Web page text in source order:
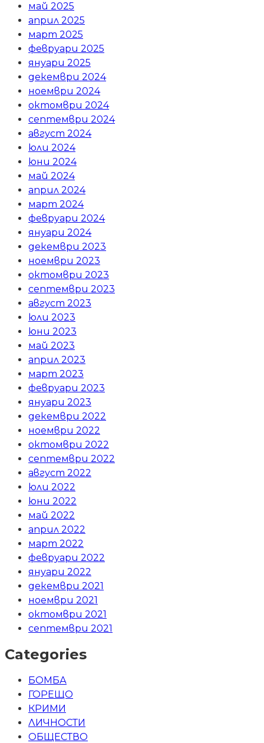
май 2025
април 2025
март 2025
февруари 2025
януари 2025
декември 2024
ноември 2024
октомври 2024
септември 2024
август 2024
юли 2024
юни 2024
май 2024
април 2024
март 2024
февруари 2024
януари 2024
декември 2023
ноември 2023
октомври 2023
септември 2023
август 2023
юли 2023
юни 2023
май 2023
април 2023
март 2023
февруари 2023
януари 2023
декември 2022
ноември 2022
октомври 2022
септември 2022
август 2022
юли 2022
юни 2022
май 2022
април 2022
март 2022
февруари 2022
януари 2022
декември 2021
ноември 2021
октомври 2021
септември 2021
Categories
БОМБА
ГОРЕЩО
КРИМИ
ЛИЧНОСТИ
ОБЩЕСТВО